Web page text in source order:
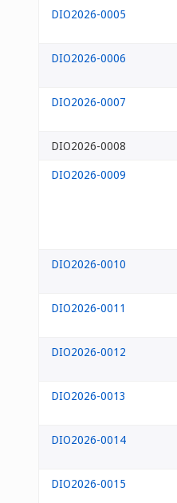
DIO2026-0005
DIO2026-0006
DIO2026-0007
DIO2026-0008
DIO2026-0009
DIO2026-0010
DIO2026-0011
DIO2026-0012
DIO2026-0013
DIO2026-0014
DIO2026-0015